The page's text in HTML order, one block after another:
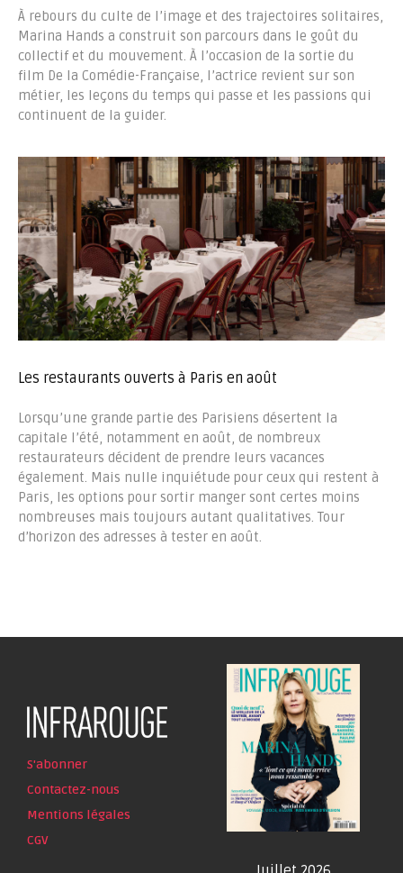
À rebours du culte de l’image et des trajectoires solitaires,
Marina Hands a construit son parcours dans le goût du
collectif et du mouvement. À l’occasion de la sortie du
film De la Comédie-Française, l’actrice revient sur son
métier, les leçons du temps qui passe et les passions qui
continuent de la guider.
Les restaurants ouverts à Paris en août
Lorsqu’une grande partie des Parisiens désertent la
capitale l’été, notamment en août, de nombreux
restaurateurs décident de prendre leurs vacances
également. Mais nulle inquiétude pour ceux qui restent à
Paris, les options pour sortir manger sont certes moins
nombreuses mais toujours autant qualitatives. Tour
d’horizon des adresses à tester en août.
S'abonner
Contactez-nous
Mentions légales
CGV